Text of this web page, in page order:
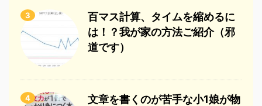
3
百マス計算、タイムを縮めるに
は！？我が家の方法ご紹介（邪
道です）
4
文章を書くのが苦手な小1娘が物